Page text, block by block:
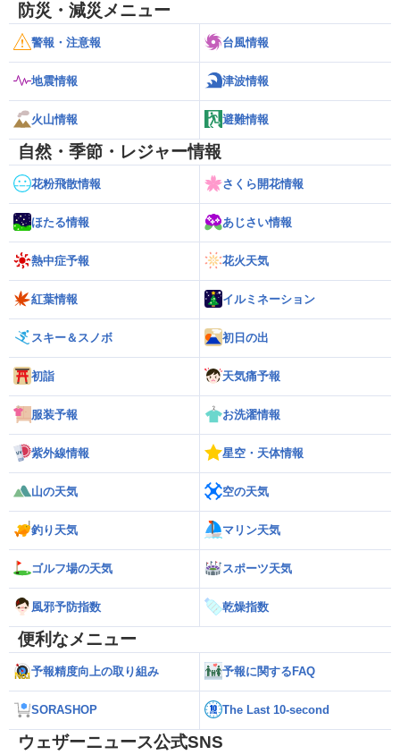
防災・減災メニュー
警報・注意報 台風情報
地震情報 津波情報
火山情報 避難情報
自然・季節・レジャー情報
花粉飛散情報 さくら開花情報
ほたる情報 あじさい情報
熱中症予報 花火天気
紅葉情報 イルミネーション
スキー＆スノボ 初日の出
初詣 天気痛予報
服装予報 お洗濯情報
紫外線情報 星空・天体情報
山の天気 空の天気
釣り天気 マリン天気
ゴルフ場の天気 スポーツ天気
風邪予防指数 乾燥指数
便利なメニュー
予報精度向上の取り組み 予報に関するFAQ
SORASHOP The Last 10-second
ウェザーニュース公式SNS